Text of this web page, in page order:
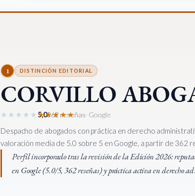
1 DISTINCIÓN EDITORIAL
CORVILLO
★★★★★ ★★★★★
5,0362 reseñas· Google
Despacho de abogados con práctica en derecho
valoración media de 5.0 sobre 5 en Google, a partir de 362
Perfil incorporado tras la revisión de la Edición 2026:
en Google (5.0/5, 362 reseñas) y práctica activa en derecho